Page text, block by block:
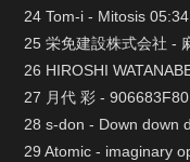
24 Tom-i - Mitosis 05:34
25 栄免建設株式会社 -
26 HIROSHI
27 月代 彩 -
28 s-don - Down down
29 Atomic - imaginary